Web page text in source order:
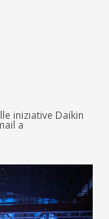
iniziative Daikin
a